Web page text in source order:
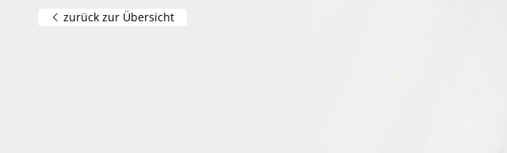
zurück zur Übersicht